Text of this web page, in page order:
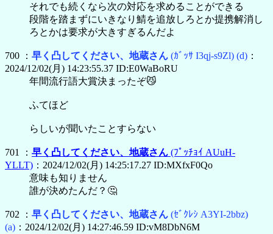
それでも続くなら次の対応を求めることができる
段階を踏まずにいきなり鯖を追放しろとか提携解消し
ろとかは要求が大きすぎるんだよ
700 ： 早く凸してください、地蔵さん (ｶﾞｯｻ I3qj-s9Zl) (d) ：
2024/12/02(月) 14:23:55.37 ID:E0WaBoRU
年間流行語大賞決まったぞ😼
ふてほど
らしいが聞いたことすらない
701 ： 早く凸してください、地蔵さん (ﾌﾟｯﾁｮｲ AUuH-
YLLT) ：2024/12/02(月) 14:25:17.27 ID:MXfxF0Qo
意味も知りません
誰が決めたんだ？🤔
702 ： 早く凸してください、地蔵さん (ｾﾞｸﾚｼ A3YI-2bbz)
(a) ：2024/12/02(月) 14:27:46.59 ID:vM8DbN6M